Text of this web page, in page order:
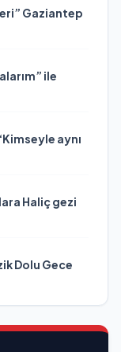
Gaziantep
ile
aynı
Haliç gezi
Dolu Gece